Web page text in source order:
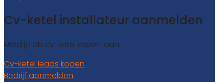
Cv-ketel installateur aanmelden
Meld je als cv-ketel expert aan.
Cv-ketel leads kopen
Bedrijf aanmelden